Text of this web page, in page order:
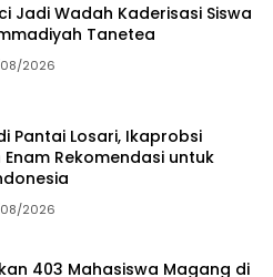
Jadi Wadah Kaderisasi Siswa
Tanetea
2026
Pantai Losari, Ikaprobsi
Rekomendasi untuk
2026
403 Mahasiswa Magang di